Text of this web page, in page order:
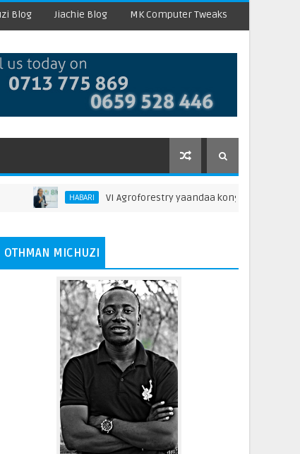
Blog Jiachie Blog MK Computer Tweaks
HABARI VI Agroforestry yaandaa kongamano la vijana la
OTHMAN MICHUZI